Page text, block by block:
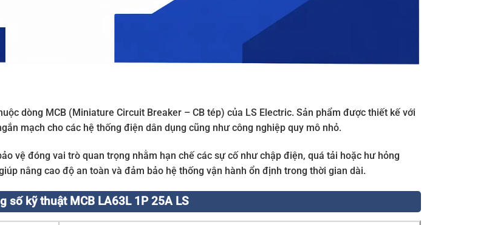
dòng MCB (Miniature Circuit Breaker – CB tép) của LS Electric. Sản phẩm được thiết kế với
mạch cho các hệ thống điện dân dụng cũng như công nghiệp quy mô nhỏ.
vệ đóng vai trò quan trọng nhằm hạn chế các sự cố như chập điện, quá tải hoặc hư hỏng
nâng cao độ an toàn và đảm bảo hệ thống vận hành ổn định trong thời gian dài.
số kỹ thuật MCB LA63L 1P 25A LS